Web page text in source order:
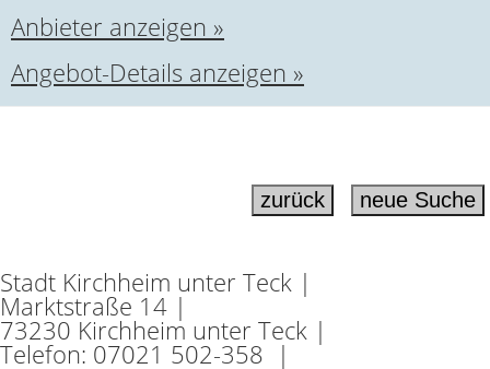
Anbieter anzeigen »
Angebot-Details anzeigen »
Stadt Kirchheim unter Teck |
Marktstraße 14 |
73230 Kirchheim unter Teck |
Telefon: 07021 502-358 |